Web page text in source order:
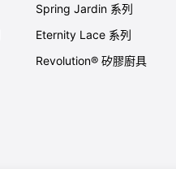
Spring Jardin 系列
Eternity Lace 系列
Revolution® 矽膠廚具